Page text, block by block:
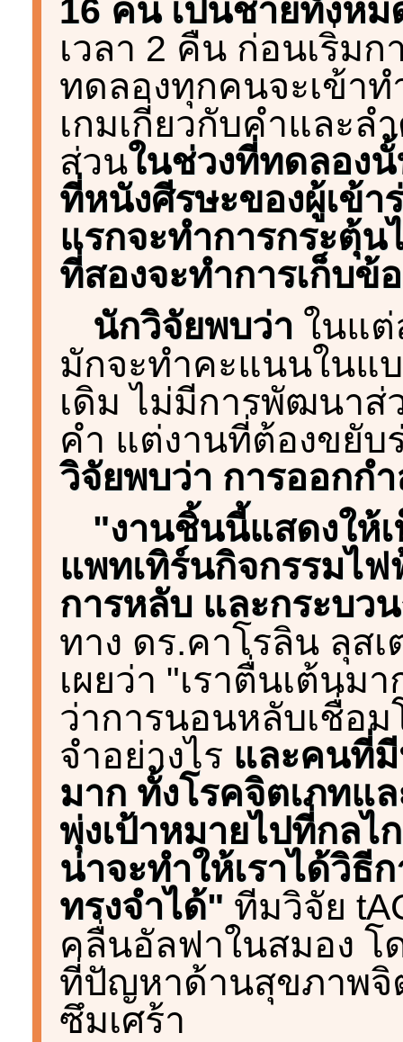
16 คน เป็นชายทั้งหม
เวลา 2 คืน ก่อนเริ่ม
ทดลองทุกคนจะเข้า
เกมเกี่ยวกับคำและล
ส่วนในช่วงที่ทดลอง
ที่หนังศีรษะของผู้เข้า
แรกจะทำการกระตุ้
ที่สองจะทำการเก็บข้
นักวิจัยพบว่า ในแต่
มักจะทำคะแนนในแ
เดิม ไม่มีการพัฒนาส่
คำ แต่งานที่ต้องขยับ
วิจัยพบว่า การออกก
"งานชิ้นนี้แสดงให้
แพทเทิร์นกิจกรรมไ
การหลับ และกระบว
ทาง ดร.คาโรลิน ลุส
เผยว่า "เราตื่นเต้นม
ว่าการนอนหลับเชื่อม
จำอย่างไร และคนที่
มาก ทั้งโรคจิตเภทแล
พุ่งเป้าหมายไปที่กลไ
น่าจะทำให้เราได้วิธี
ทรงจำได้" ทีมวิจัย
คลื่นอัลฟาในสมอง โ
ที่ปัญหาด้านสุขภาพจิ
ซึมเศร้า